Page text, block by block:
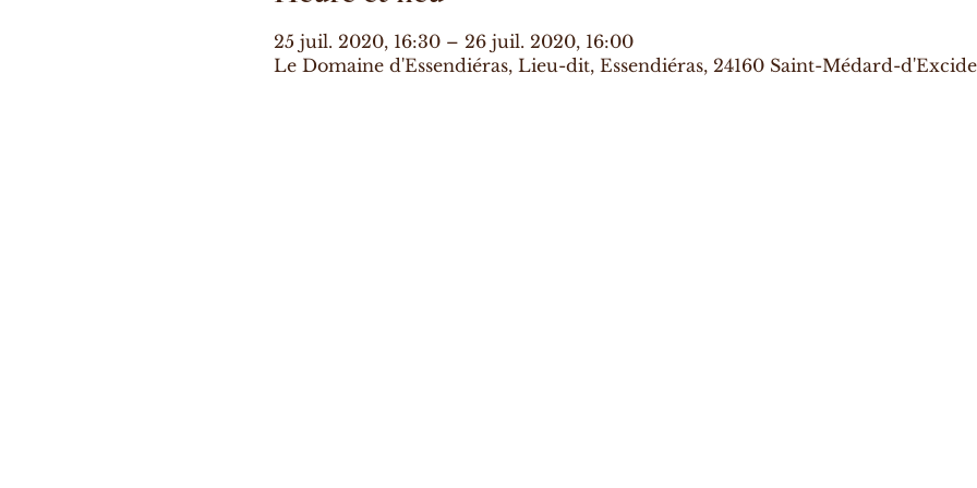
25 juil. 2020, 16:30 – 26 juil. 2020, 16:00
Le Domaine d'Essendiéras, Lieu-dit, Essendiéras, 24160 Saint-Médard-